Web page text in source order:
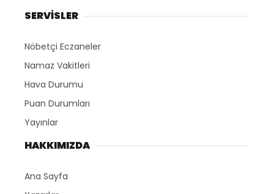
SERVİSLER
Nöbetçi Eczaneler
Namaz Vakitleri
Hava Durumu
Puan Durumları
Yayınlar
HAKKIMIZDA
Ana Sayfa